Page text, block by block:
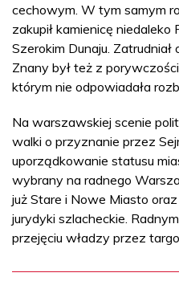
cechowym. W tym samym
zakupił kamienicę
Szerokim Dunaju. Zatrudniał
Znany był też z
którym nie odpowiadała
Na warszawskiej scenie
walki o przyznanie przez
uporządkowanie statusu
wybrany na radnego
już Stare i Nowe Miasto
jurydyki szlacheckie.
przejęciu władzy przez